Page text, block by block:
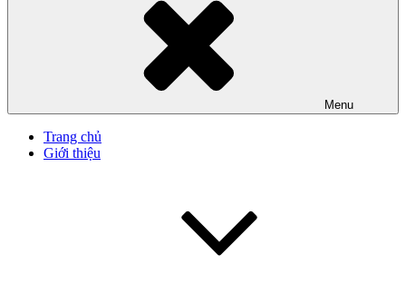
Menu
Trang chủ
Giới thiệu